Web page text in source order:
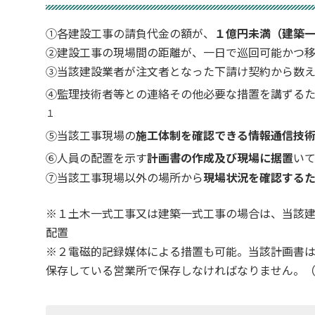
①各建設工事の請負代金の額が、 １億円未満（建築
②建設工事の現場間の距離が、一日で巡回可能かつ
③当該建設業者が注文者となった下請け契約から数
④監理技術者等との連絡その他必要な措置を講ずる
１
⑤当該工事現場の施工体制を確認できる情報通信技
⑥人員の配置を示す計画書の作成及び現場に据置い
⑦当該工事現場以外の場所から現場状況を確認する
※１土木一式工事又は建築一式工事の場合は、当該
配置
※２電磁的記録媒体による措置も可能。当該計画書
保存している営業所で保存しなければなりません。